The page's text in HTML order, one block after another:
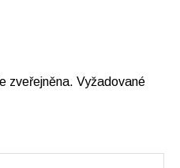
zveřejněna. Vyžadované